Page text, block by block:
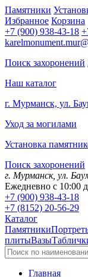
Памятники
Избранное Корзина
+7 (900) 938-43-18
Поиск захоронений
Наш каталог
г. Мурманск, ул.
Уход за могилами
Установка
Поиск захоронений
г. Мурманск, ул.
Ежедневно с 10:00
+7 (900) 938-43-18
+7 (8152) 20-56-29
Каталог
Памятники
плитыВазы
Главная